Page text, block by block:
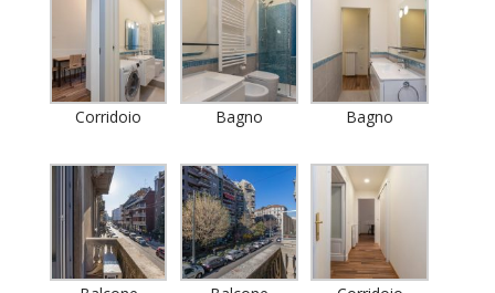
Corridoio Bagno Bagno